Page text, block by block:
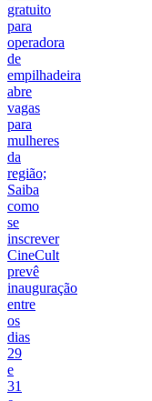
gratuito
para
operadora
de
empilhadeira
abre
vagas
para
mulheres
da
região;
Saiba
como
se
inscrever
CineCult
prevê
inauguração
entre
os
dias
29
e
31